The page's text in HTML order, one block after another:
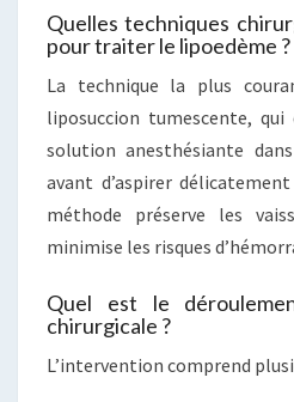
Quelles techniques
pour traiter le lipoedème ?
La technique la plus
liposuccion tumescente,
solution anesthésiante
avant d’aspirer
méthode préserve les
minimise les risques
Quel est le
chirurgicale ?
L’intervention comprend